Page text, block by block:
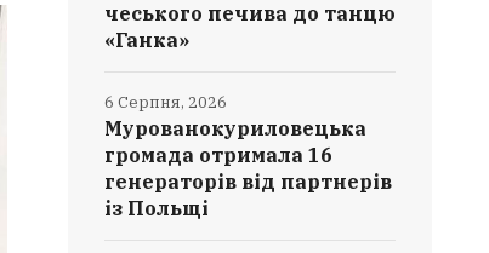
чеського печива до танцю
«Ганка»
Мурованокуриловецька
громада отримала 16
генераторів від партнерів
із Польщі
6 Серпня, 2026